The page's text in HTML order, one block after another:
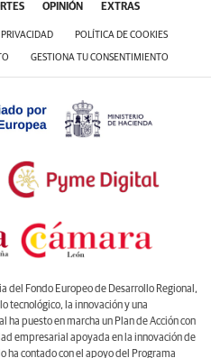
OPINIÓN EXTRAS
POLÍTICA DE COOKIES
GESTIONA TU CONSENTIMIENTO
del Fondo Europeo de Desarrollo Regional,
tecnológico, la innovación y una
ha puesto en marcha un Plan de Acción con
empresarial apoyada en la innovación de
ha contado con el apoyo del Programa